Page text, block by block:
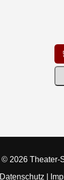
© 2026 Theater-
Datenschutz|